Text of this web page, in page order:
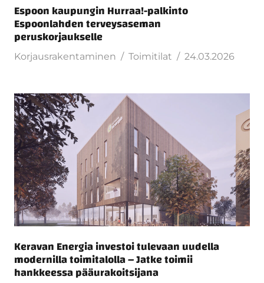
Espoon kaupungin Hurraa!-palkinto
Espoonlahden terveysaseman
peruskorjaukselle
Korjausrakentaminen Toimitilat 24.03.2026
Keravan Energia investoi tulevaan uudella
modernilla toimitalolla – Jatke toimii
hankkeessa pääurakoitsijana